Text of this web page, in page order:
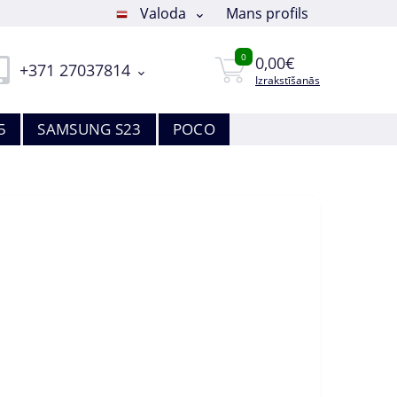
Valoda Mans profils
+371 27037814
0 0,00€
Izrakstīšanās
SAMSUNG S23 POCO